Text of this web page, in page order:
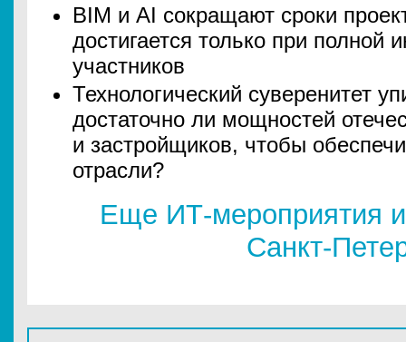
BIM и AI сокращают сроки
достигается только при полной
участников
Технологический суверенитет
достаточно ли мощностей
и застройщиков, чтобы
отрасли?
Еще ИТ-мероприятия
Санкт-